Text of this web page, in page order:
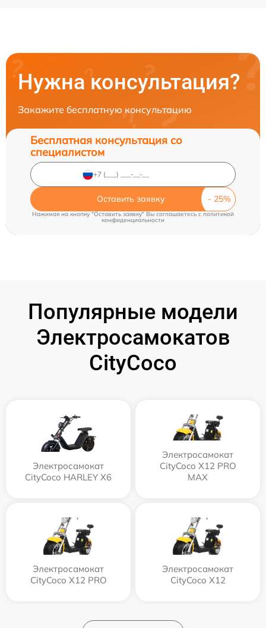
Нужна консультация?
Закажите бесплатную консультацию
Бесплатная консультация со
специалистом
Оставить заявку
Нажимая на кнопку "Оставить заявку" Вы соглашаетесь cполитикой
конфиденциальности
Популярные модели
Электросамокатов
CityCoco
Электросамокат
CityCoco HARLEY X6
Электросамокат
CityCoco X12 PRO
MAX
Электросамокат
CityCoco X12 PRO
Электросамокат
CityCoco X12